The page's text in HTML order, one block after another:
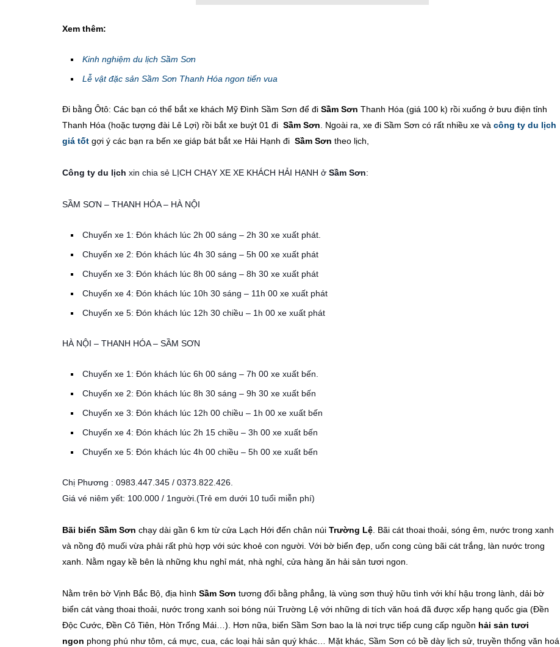
Xem thêm:
Kinh nghiệm du lịch Sầm Sơn
Lễ vật đặc sản Sầm Sơn Thanh Hóa ngon tiến vua
Đi bằng Ôtô: Các bạn có thể bắt xe khách Mỹ Đình Sầm Sơn để đi Sầm Sơn Thanh Hóa (giá 100 k) rồi xuống ở bưu điện tỉnh
Thanh Hóa (hoặc tượng đài Lê Lợi) rồi bắt xe buýt 01 đi Sầm Sơn. Ngoài ra, xe đi Sầm Sơn có rất nhiều xe và công ty du lịch
giá tốt gợi ý các bạn ra bến xe giáp bát bắt xe Hải Hạnh đi Sầm Sơn theo lịch,
Công ty du lịch xin chia sẻ LỊCH CHẠY XE XE KHÁCH HẢI HẠNH ở Sầm Sơn:
SẦM SƠN – THANH HÓA – HÀ NỘI
Chuyến xe 1: Đón khách lúc 2h 00 sáng – 2h 30 xe xuất phát.
Chuyến xe 2: Đón khách lúc 4h 30 sáng – 5h 00 xe xuất phát
Chuyến xe 3: Đón khách lúc 8h 00 sáng – 8h 30 xe xuất phát
Chuyến xe 4: Đón khách lúc 10h 30 sáng – 11h 00 xe xuất phát
Chuyến xe 5: Đón khách lúc 12h 30 chiều – 1h 00 xe xuất phát
HÀ NỘI – THANH HÓA – SẦM SƠN
Chuyến xe 1: Đón khách lúc 6h 00 sáng – 7h 00 xe xuất bến.
Chuyến xe 2: Đón khách lúc 8h 30 sáng – 9h 30 xe xuất bến
Chuyến xe 3: Đón khách lúc 12h 00 chiều – 1h 00 xe xuất bến
Chuyến xe 4: Đón khách lúc 2h 15 chiều – 3h 00 xe xuất bến
Chuyến xe 5: Đón khách lúc 4h 00 chiều – 5h 00 xe xuất bến
Chị Phương : 0983.447.345 / 0373.822.426.
Giá vé niêm yết: 100.000 / 1người.(Trẻ em dưới 10 tuổi miễn phí)
Bãi biển Sầm Sơn chạy dài gần 6 km từ cửa Lạch Hới đến chân núi Trường Lệ. Bãi cát thoai thoải, sóng êm, nước trong xanh
và nồng độ muối vừa phải rất phù hợp với sức khoẻ con người. Với bờ biển đẹp, uốn cong cùng bãi cát trắng, làn nước trong
xanh. Nằm ngay kề bên là những khu nghỉ mát, nhà nghỉ, cửa hàng ăn hải sản tươi ngon.
Nằm trên bờ Vịnh Bắc Bộ, địa hình Sầm Sơn tương đối bằng phẳng, là vùng sơn thuỷ hữu tình với khí hậu trong lành, dải bờ
biển cát vàng thoai thoải, nước trong xanh soi bóng núi Trường Lệ với những di tích văn hoá đã được xếp hạng quốc gia (Ðền
Ðộc Cước, Ðền Cô Tiên, Hòn Trống Mái…). Hơn nữa, biển Sầm Sơn bao la là nơi trực tiếp cung cấp nguồn hải sản tươi
ngon phong phú như tôm, cá mực, cua, các loại hải sản quý khác… Mặt khác, Sầm Sơn có bề dày lịch sử, truyền thống văn hoá